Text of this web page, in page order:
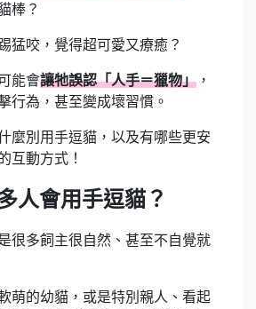
棒？
猛咬，覺得超可愛又療癒？
能會讓牠誤認「人手＝獵物」 ，
行為，甚至變成壞習慣。
麼別用手逗貓，以及有哪些更安
互動方式！
人會用手逗貓？
很多飼主很自然、甚至不自覺就
萌的幼貓，或是特別親人、看起